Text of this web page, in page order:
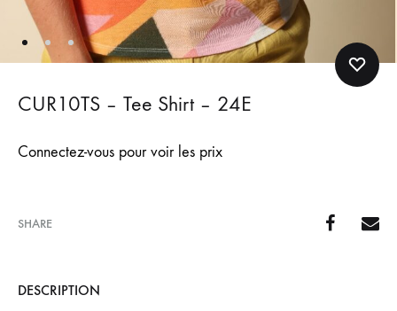
CUR10TS – Tee Shirt – 24E
Connectez-vous pour voir les prix
SHARE
DESCRIPTION